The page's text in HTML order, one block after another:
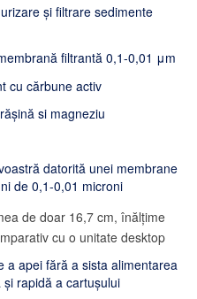
și filtrare sedimente
filtrantă 0,1-0,01 μm
cu cărbune activ
si magneziu
datorită unei membrane
de 0,1-0,01 microni
de doar 16,7 cm, înălțime
cu o unitate desktop
a apei fără a sista alimentarea
rapidă a cartușului